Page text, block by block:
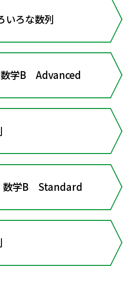
ろな数列
学B Advanced
学B Standard